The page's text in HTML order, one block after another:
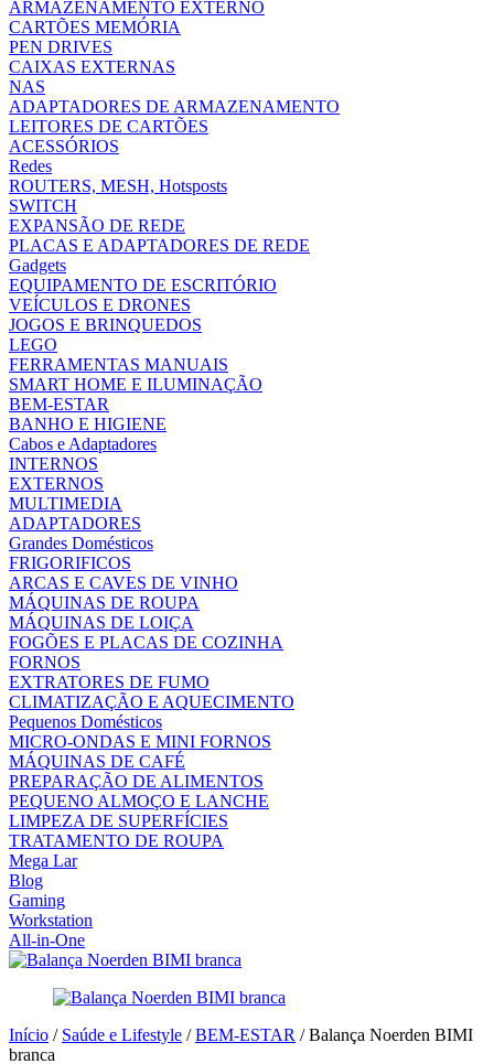
ARMAZENAMENTO EXTERNO
CARTÕES MEMÓRIA
PEN DRIVES
CAIXAS EXTERNAS
NAS
ADAPTADORES DE ARMAZENAMENTO
LEITORES DE CARTÕES
ACESSÓRIOS
Redes
ROUTERS, MESH, Hotsposts
SWITCH
EXPANSÃO DE REDE
PLACAS E ADAPTADORES DE REDE
Gadgets
EQUIPAMENTO DE ESCRITÓRIO
VEÍCULOS E DRONES
JOGOS E BRINQUEDOS
LEGO
FERRAMENTAS MANUAIS
SMART HOME E ILUMINAÇÃO
BEM-ESTAR
BANHO E HIGIENE
Cabos e Adaptadores
INTERNOS
EXTERNOS
MULTIMEDIA
ADAPTADORES
Grandes Domésticos
FRIGORIFICOS
ARCAS E CAVES DE VINHO
MÁQUINAS DE ROUPA
MÁQUINAS DE LOIÇA
FOGÕES E PLACAS DE COZINHA
FORNOS
EXTRATORES DE FUMO
CLIMATIZAÇÃO E AQUECIMENTO
Pequenos Domésticos
MICRO-ONDAS E MINI FORNOS
MÁQUINAS DE CAFÉ
PREPARAÇÃO DE ALIMENTOS
PEQUENO ALMOÇO E LANCHE
LIMPEZA DE SUPERFÍCIES
TRATAMENTO DE ROUPA
Mega Lar
Blog
Gaming
Workstation
All-in-One
Início / Saúde e Lifestyle /BEM-ESTAR / Balança Noerden BIMI
branca